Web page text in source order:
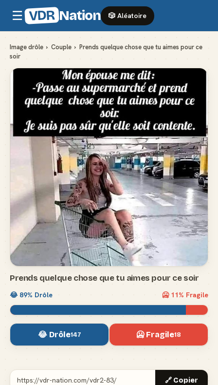
☰ VDR Nation 🎲 Aléatoire
Image drôle › Couple › Prends quelque chose que tu aimes pour ce
soir
Prends quelque chose que tu aimes pour ce soir
😂 89% Drôle 🥶 11% Fragile
😂 Drôle147 🥶 Fragile18
🔗 Copier